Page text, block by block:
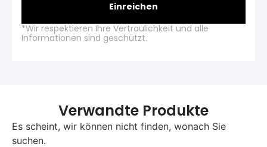
Einreichen
*Wir respektieren Ihre Vertraulichkeit und alle
Informationen sind geschützt.
Verwandte Produkte
Es scheint, wir können nicht finden, wonach Sie
suchen.